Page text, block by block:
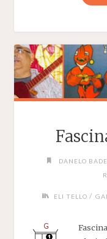
DANELO
ELI TELLO /